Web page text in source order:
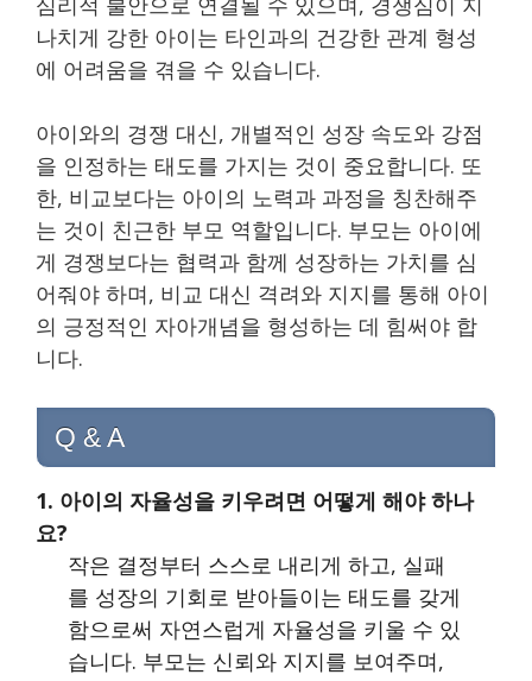
나치게 강한 아이는 타인과의 건강한 관계 형성
에 어려움을 겪을 수 있습니다.
아이와의 경쟁 대신, 개별적인 성장 속도와 강점
을 인정하는 태도를 가지는 것이 중요합니다. 또
한, 비교보다는 아이의 노력과 과정을 칭찬해주
는 것이 친근한 부모 역할입니다. 부모는 아이에
게 경쟁보다는 협력과 함께 성장하는 가치를 심
어줘야 하며, 비교 대신 격려와 지지를 통해 아이
의 긍정적인 자아개념을 형성하는 데 힘써야 합
니다.
Q & A
1. 아이의 자율성을 키우려면 어떻게 해야 하나
요?
작은 결정부터 스스로 내리게 하고, 실패
를 성장의 기회로 받아들이는 태도를 갖게
함으로써 자연스럽게 자율성을 키울 수 있
습니다. 부모는 신뢰와 지지를 보여주며,